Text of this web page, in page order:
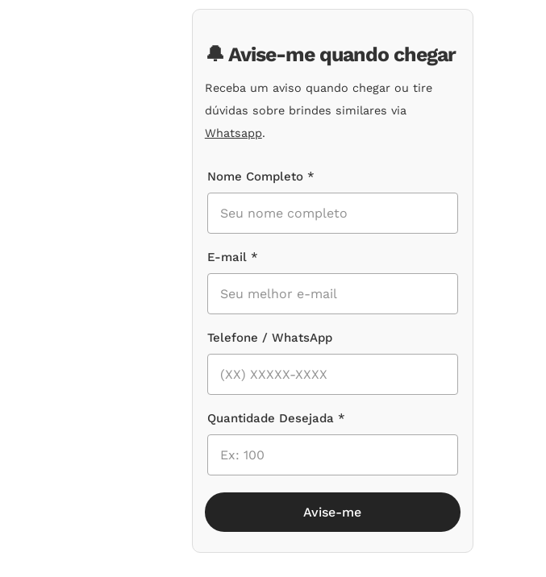
🔔 Avise-me quando chegar
Receba um aviso quando chegar ou tire
dúvidas sobre brindes similares via
Whatsapp.
Nome Completo *
E-mail *
Telefone / WhatsApp
Quantidade Desejada *
Avise-me